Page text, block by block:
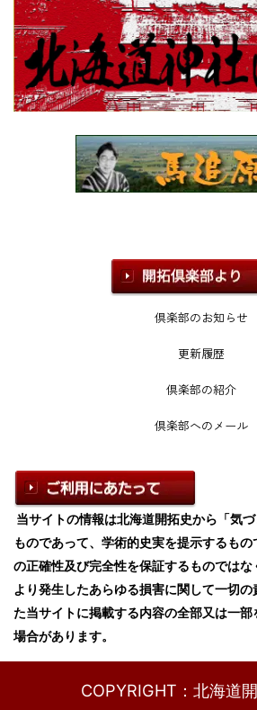
倶楽部のお知らせ
更新履歴
倶楽部の紹介
倶楽部へのメール
当サイトの情報は北海道開拓史から「気
ものであって、学術的史実を提示するも
の正確性及び完全性を保証するものでは
より発生したあらゆる損害に関して一切の
た当サイトに掲載する内容の全部又は一
場合があります。
COPYRIGHT：北海道